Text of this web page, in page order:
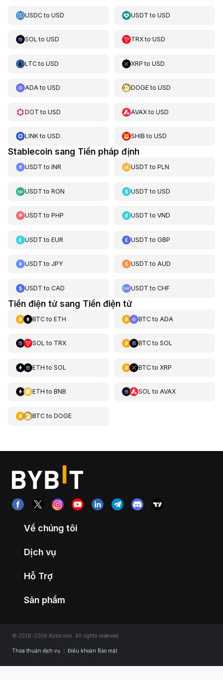
USDCto USD USDT toUSD
SOL to USD TRXtoUSD
LTCto USD XRP toUSD
ADAto USD DOGEtoUSD
DOT to USD AVAXtoUSD
LINKto USD SHIB toUSD
Stablecoin sang Tiền pháp định
USDT to INR USDT toPLN
USDT to RON USDT toUSD
USDT to PHP USDT toVND
USDT to EUR USDT toGBP
USDT to JPY USDT toAUD
USDT to CAD USDT toCHF
Tiền điện tử sang Tiền điện tử
BTCto ETH BTCto ADA
SOL to TRX BTCto SOL
ETH to SOL BTCto XRP
ETH to BNB SOL to AVAX
BTCto DOGE
Về chúng tôi
Dịch vụ
Hỗ Trợ
Sản phẩm
© 2018-2026 Bybit.com. All rights reserved.
Thỏa thuận dịch vụ Điều khoản Bảo mật